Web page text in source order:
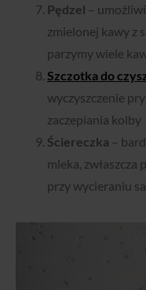
Pędzel –
zmielonej kawy z
parzymy wiele
Szczotka do
wyczyszczenie
zaczepiania kolby
Ściereczka –
mleka, zwłaszcza
przy wycieraniu